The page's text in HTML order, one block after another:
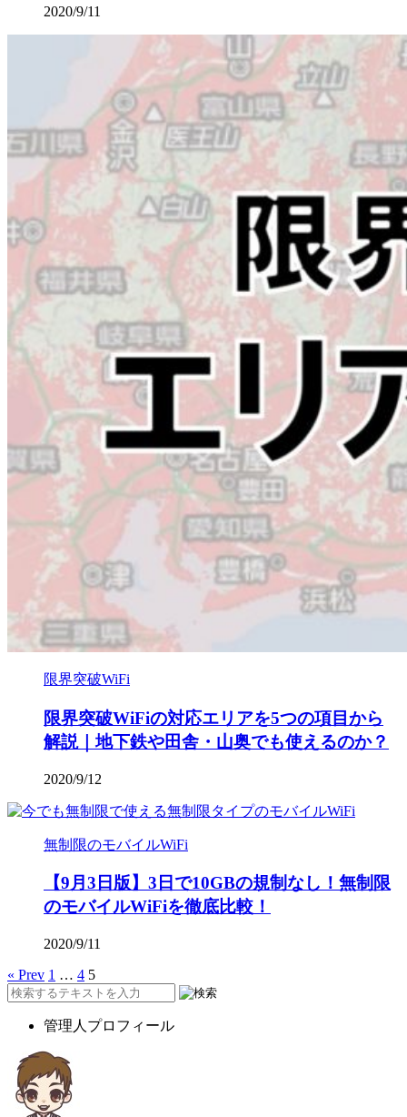
2020/9/11
限界突破WiFi
限界突破WiFiの対応エリアを5つの項目から
解説｜地下鉄や田舎・山奥でも使えるのか？
2020/9/12
無制限のモバイルWiFi
【9月3日版】3日で10GBの規制なし！無制限
のモバイルWiFiを徹底比較！
2020/9/11
« Prev 1 … 4 5
管理人プロフィール